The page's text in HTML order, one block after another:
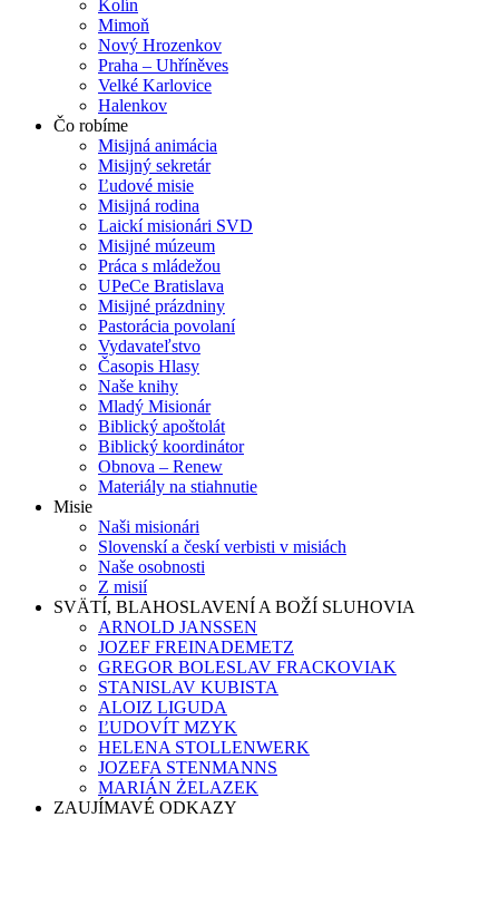
Kolín
Mimoň
Nový Hrozenkov
Praha – Uhříněves
Velké Karlovice
Halenkov
Čo robíme
Misijná animácia
Misijný sekretár
Ľudové misie
Misijná rodina
Laickí misionári SVD
Misijné múzeum
Práca s mládežou
UPeCe Bratislava
Misijné prázdniny
Pastorácia povolaní
Vydavateľstvo
Časopis Hlasy
Naše knihy
Mladý Misionár
Biblický apoštolát
Biblický koordinátor
Obnova – Renew
Materiály na stiahnutie
Misie
Naši misionári
Slovenskí a českí verbisti v misiách
Naše osobnosti
Z misií
SVÄTÍ, BLAHOSLAVENÍ A BOŽÍ SLUHOVIA
ARNOLD JANSSEN
JOZEF FREINADEMETZ
GREGOR BOLESLAV FRACKOVIAK
STANISLAV KUBISTA
ALOIZ LIGUDA
ĽUDOVÍT MZYK
HELENA STOLLENWERK
JOZEFA STENMANNS
MARIÁN ŻELAZEK
ZAUJÍMAVÉ ODKAZY